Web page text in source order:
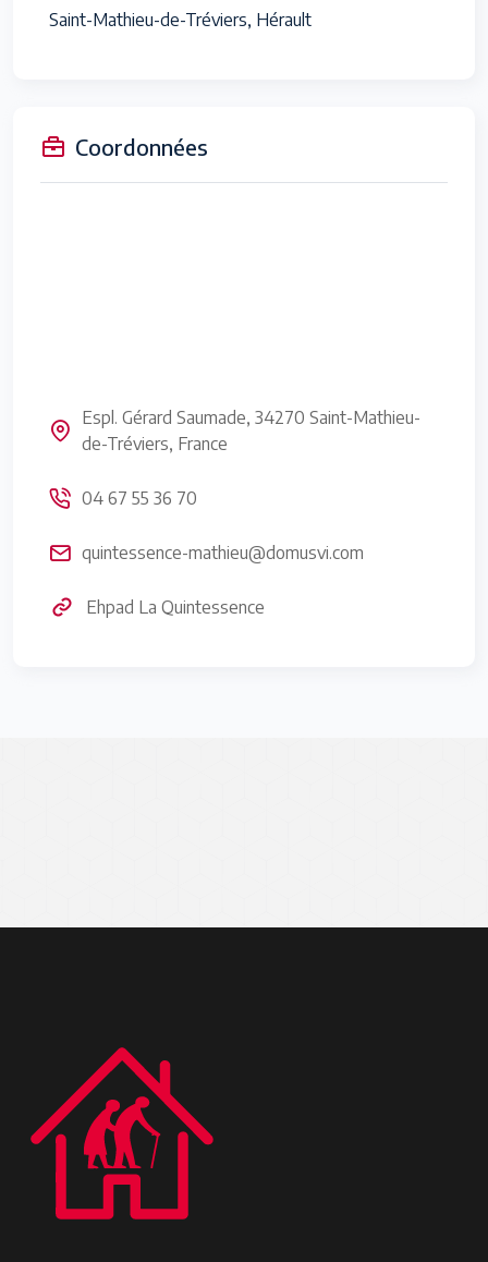
Saint-Mathieu-de-Tréviers, Hérault
Coordonnées
Espl. Gérard Saumade, 34270 Saint-Mathieu-
de-Tréviers, France
04 67 55 36 70
quintessence-mathieu@domusvi.com
Ehpad La Quintessence